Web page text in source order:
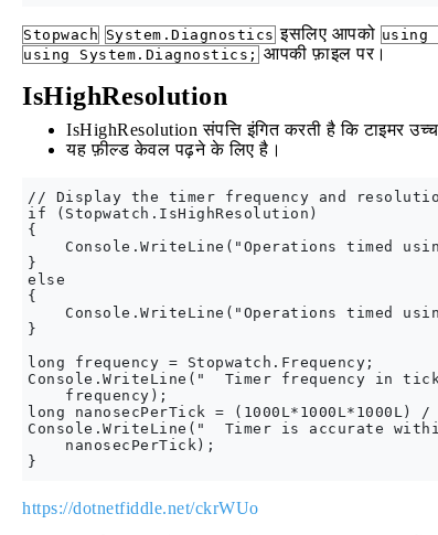
Stopwach System.Diagnostics इसलिए आपको using
using System.Diagnostics; आपकी फ़ाइल पर।
IsHighResolution
IsHighResolution संपत्ति इंगित करती है कि टाइमर
यह फ़ील्ड केवल पढ़ने के लिए है।
// Display the timer frequency and
if (Stopwatch.IsHighResolution)
{
Console.WriteLine("Operations timed
}
else
{
Console.WriteLine("Operations timed
}
long frequency = Stopwatch.Frequency;
Console.WriteLine("  Timer frequency in
    frequency);
long nanosecPerTick = (1000L*1000L*1000L)
Console.WriteLine("  Timer is accurate
    nanosecPerTick);
https://dotnetfiddle.net/ckrWUo